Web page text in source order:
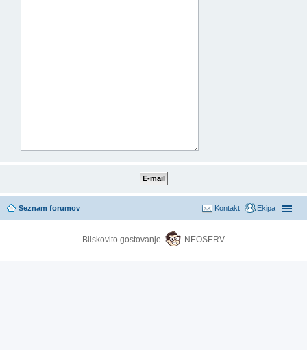
Seznam forumov Ekipa
Kontakt
Bliskovito gostovanje NEOSERV